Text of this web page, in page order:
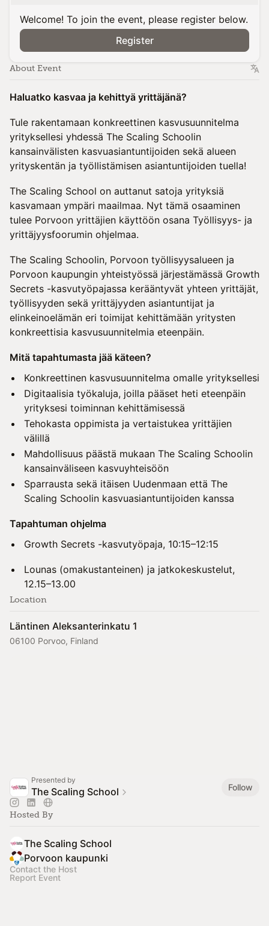
Welcome! To join the event, please register below.
Register
About Event
Haluatko kasvaa ja kehittyä yrittäjänä?
Tule rakentamaan konkreettinen kasvusuunnitelma
yrityksellesi yhdessä The Scaling Schoolin
kansainvälisten kasvuasiantuntijoiden sekä alueen
yrityskentän ja työllistämisen asiantuntijoiden tuella!
The Scaling School on auttanut satoja yrityksiä
kasvamaan ympäri maailmaa. Nyt tämä osaaminen
tulee Porvoon yrittäjien käyttöön osana Työllisyys- ja
yrittäjyysfoorumin ohjelmaa.
The Scaling Schoolin, Porvoon työllisyysalueen ja
Porvoon kaupungin yhteistyössä järjestämässä Growth
Secrets -kasvutyöpajassa kerääntyvät yhteen yrittäjät,
työllisyyden sekä yrittäjyyden asiantuntijat ja
elinkeinoelämän eri toimijat kehittämään yritysten
konkreettisia kasvusuunnitelmia eteenpäin.
Mitä tapahtumasta jää käteen?
Konkreettinen kasvusuunnitelma omalle yrityksellesi
Digitaalisia työkaluja, joilla pääset heti eteenpäin
yrityksesi toiminnan kehittämisessä
Tehokasta oppimista ja vertaistukea yrittäjien
välillä
Mahdollisuus päästä mukaan The Scaling Schoolin
kansainväliseen kasvuyhteisöön
Sparrausta sekä itäisen Uudenmaan että The
Scaling Schoolin kasvuasiantuntijoiden kanssa
Tapahtuman ohjelma
Growth Secrets -kasvutyöpaja, 10:15–12:15
Lounas (omakustanteinen) ja jatkokeskustelut,
12.15–13.00
Location
Läntinen Aleksanterinkatu 1
06100 Porvoo, Finland
Presented by
The Scaling School Follow
Hosted By
The Scaling School
Porvoon kaupunki
Contact the Host
Report Event